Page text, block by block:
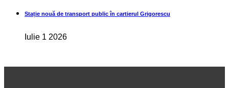
Stație nouă de transport public în cartierul Grigorescu
Iulie 1 2026